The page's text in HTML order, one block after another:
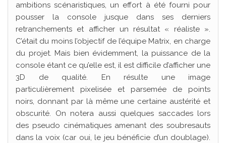
ambitions scénaristiques, un effort à été fourni pour
pousser la console jusque dans ses derniers
retranchements et afficher un résultat « réaliste ».
C’était du moins l’objectif de l’équipe Matrix, en charge
du projet. Mais bien évidemment, la puissance de la
console étant ce qu’elle est, il est difficile d’afficher une
3D de qualité. En résulte une image
particulièrement pixelisée et parsemée de points
noirs, donnant par là même une certaine austérité et
obscurité. On notera aussi quelques saccades lors
des pseudo cinématiques amenant des soubresauts
dans la voix (car oui, le jeu bénéficie d’un doublage).